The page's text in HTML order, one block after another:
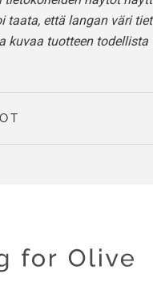
taata, että langan väri
kuvaa tuotteen todellista